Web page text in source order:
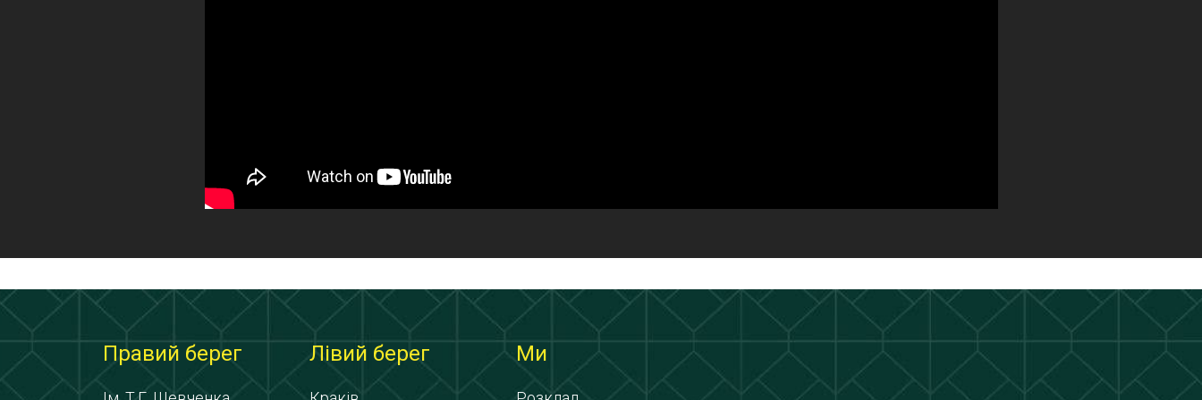
Правий берег Лівий берег Ми